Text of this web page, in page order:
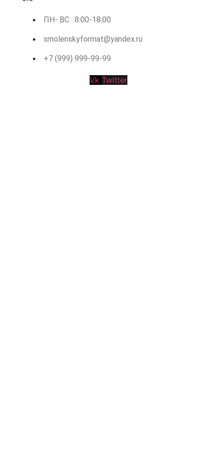
ПН- ВС : 8:00-18:00
smolenskyformat@yandex.ru
+7 (999) 999-99-99
Vk Twitter